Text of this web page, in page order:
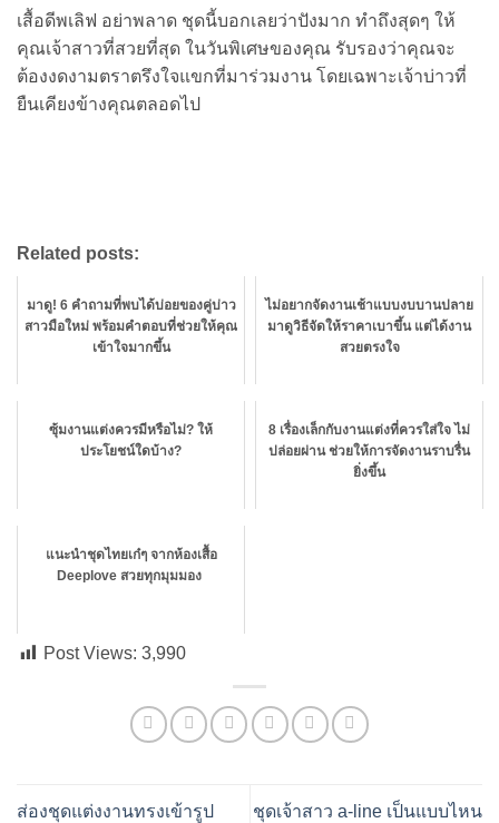
เสื้อดีพเลิฟ อย่าพลาด ชุดนี้บอกเลยว่าปังมาก ทำถึงสุดๆ ให้
คุณเจ้าสาวที่สวยที่สุด ในวันพิเศษของคุณ รับรองว่าคุณจะ
ต้องงดงามตราตรึงใจแขกที่มาร่วมงาน โดยเฉพาะเจ้าบ่าวที่
ยืนเคียงข้างคุณตลอดไป
Related posts:
มาดู! 6 คำถามที่พบได้บ่อยของคู่บ่าว
สาวมือใหม่ พร้อมคำตอบที่ช่วยให้คุณ
เข้าใจมากขึ้น
ไม่อยากจัดงานเช้าแบบงบบานปลาย
มาดูวิธีจัดให้ราคาเบาขึ้น แต่ได้งาน
สวยตรงใจ
ซุ้มงานแต่งควรมีหรือไม่? ให้
ประโยชน์ใดบ้าง?
8 เรื่องเล็กกับงานแต่งที่ควรใส่ใจ ไม่
ปล่อยผ่าน ช่วยให้การจัดงานราบรื่น
ยิ่งขึ้น
แนะนำชุดไทยเก๋ๆ จากห้องเสื้อ
Deeplove สวยทุกมุมมอง
Post Views: 3,990
ส่องชุดแต่งงานทรงเข้ารูป
ชุดเจ้าสาว a-line เป็นแบบไหน